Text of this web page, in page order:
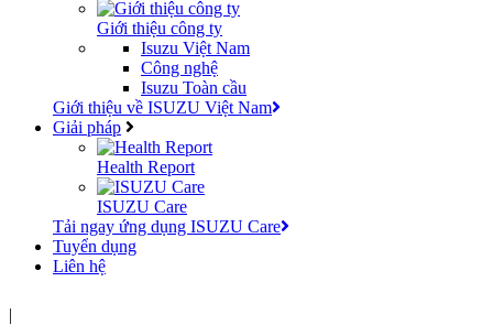
Giới thiệu công ty
Isuzu Việt Nam
Công nghệ
Isuzu Toàn cầu
Giới thiệu về ISUZU Việt Nam
Giải pháp
Health Report
ISUZU Care
Tải ngay ứng dụng ISUZU Care
Tuyển dụng
Liên hệ
|